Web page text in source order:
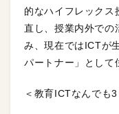
的なハイフレックス
直し、授業内外での
み、現在ではICTが
パートナー」として
＜教育ICTなんでも